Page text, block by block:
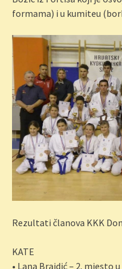
formama) i u kumiteu
Rezultati članova KKK
KATE
• Lana Brajdić – 2. mjesto